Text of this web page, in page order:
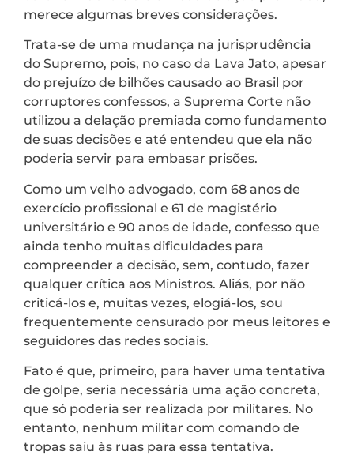
merece algumas breves considerações.
Trata-se de uma mudança na jurisprudência
do Supremo, pois, no caso da Lava Jato, apesar
do prejuízo de bilhões causado ao Brasil por
corruptores confessos, a Suprema Corte não
utilizou a delação premiada como fundamento
de suas decisões e até entendeu que ela não
poderia servir para embasar prisões.
Como um velho advogado, com 68 anos de
exercício profissional e 61 de magistério
universitário e 90 anos de idade, confesso que
ainda tenho muitas dificuldades para
compreender a decisão, sem, contudo, fazer
qualquer crítica aos Ministros. Aliás, por não
criticá-los e, muitas vezes, elogiá-los, sou
frequentemente censurado por meus leitores e
seguidores das redes sociais.
Fato é que, primeiro, para haver uma tentativa
de golpe, seria necessária uma ação concreta,
que só poderia ser realizada por militares. No
entanto, nenhum militar com comando de
tropas saiu às ruas para essa tentativa.